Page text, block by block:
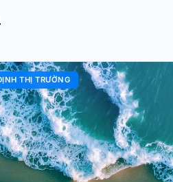
THỊ TRƯỜNG